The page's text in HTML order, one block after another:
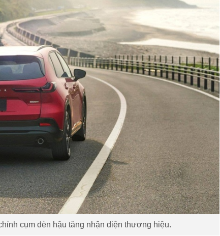
cụm đèn hậu tăng nhận diện thương hiệu.